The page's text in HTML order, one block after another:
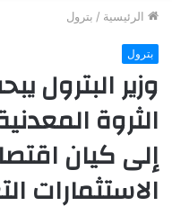
الرئيسية / بترول
بترول
وزير البترول
الثروة
إلى كيان
الاستثمارات